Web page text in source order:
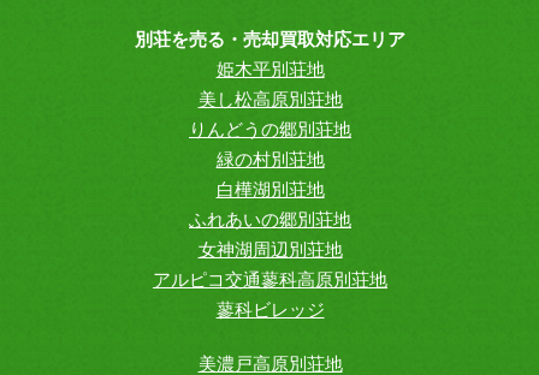
別荘を売る・売却買取対応エリア
姫木平別荘地
美し松高原別荘地
りんどうの郷別荘地
緑の村別荘地
白樺湖別荘地
ふれあいの郷別荘地
女神湖周辺別荘地
アルピコ交通蓼科高原別荘地
蓼科ビレッジ
美濃戸高原別荘地